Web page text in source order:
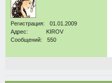
Регистрация
01.01.2009
Адрес
KIROV
Сообщений
550